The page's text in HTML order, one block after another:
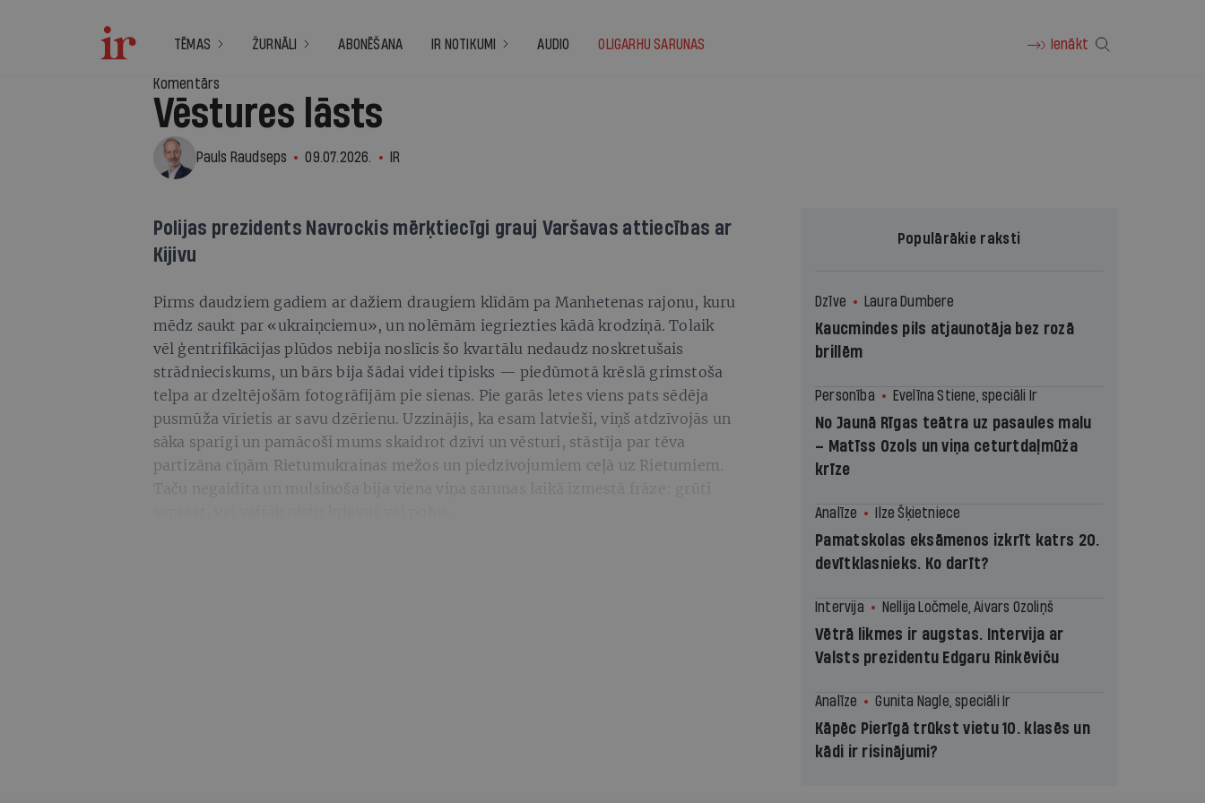
TĒMAS ŽURNĀLI ABONĒŠANA IR NOTIKUMI AUDIO OLIGARHU SARUNAS Ienākt
Komentārs
Vēstures lāsts
Pauls Raudseps 09.07.2026. IR
Polijas prezidents Navrockis mērķtiecīgi grauj Varšavas attiecības ar
Kijivu
Pirms daudziem gadiem ar dažiem draugiem klīdām pa Manhetenas rajonu, kuru
mēdz saukt par «ukraiņciemu», un nolēmām iegriezties kādā krodziņā. Tolaik
vēl ģentrifikācijas plūdos nebija noslīcis šo kvartālu nedaudz noskretušais
strādnieciskums, un bārs bija šādai videi tipisks — piedūmotā krēslā grimstoša
telpa ar dzeltējošām fotogrāfijām pie sienas. Pie garās letes viens pats sēdēja
pusmūža vīrietis ar savu dzērienu. Uzzinājis, ka esam latvieši, viņš atdzīvojās un
sāka sparīgi un pamācoši mums skaidrot dzīvi un vēsturi, stāstīja par tēva
partizāna cīņām Rietumukrainas mežos un piedzīvojumiem ceļā uz Rietumiem.
Taču negaidīta un mulsinoša bija viena viņa sarunas laikā izmestā frāze: grūti
Populārākie raksti
Dzīve Laura Dumbere
Kaucmindes pils atjaunotāja bez rozā
brillēm
Personība Evelīna Stiene, speciāli Ir
No Jaunā Rīgas teātra uz pasaules malu
– Matīss Ozols un viņa ceturtdaļmūža
krīze
Analīze Ilze Šķietniece
Pamatskolas eksāmenos izkrīt katrs 20.
devītklasnieks. Ko darīt?
Intervija Nellija Ločmele, Aivars Ozoliņš
Vētrā likmes ir augstas. Intervija ar
Valsts prezidentu Edgaru Rinkēviču
Analīze Gunita Nagle, speciāli Ir
Kāpēc Pierīgā trūkst vietu 10. klasēs un
kādi ir risinājumi?